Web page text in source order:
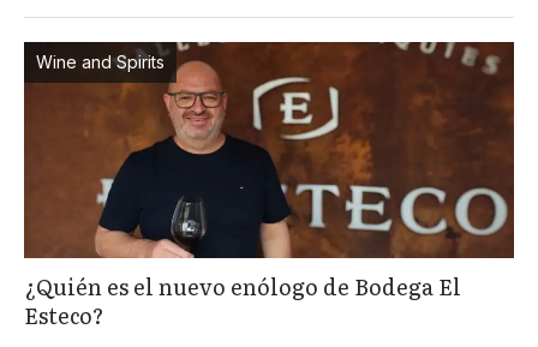
Wine and Spirits
¿Quién es el nuevo enólogo de Bodega El
Esteco?